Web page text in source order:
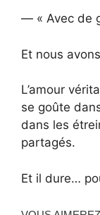
— « Avec de
Et nous
L’amour
se goûte
dans les
partagés.
Et il dure…